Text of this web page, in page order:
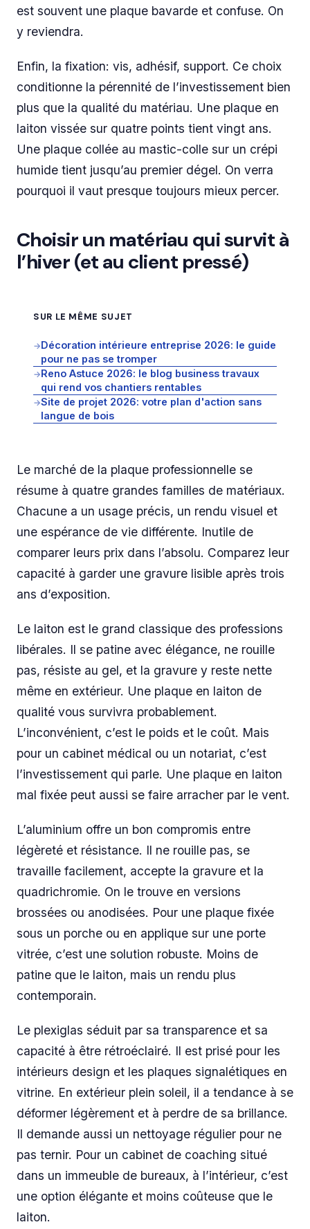
est souvent une plaque bavarde et confuse. On
y reviendra.
Enfin, la fixation: vis, adhésif, support. Ce choix
conditionne la pérennité de l’investissement bien
plus que la qualité du matériau. Une plaque en
laiton vissée sur quatre points tient vingt ans.
Une plaque collée au mastic-colle sur un crépi
humide tient jusqu’au premier dégel. On verra
pourquoi il vaut presque toujours mieux percer.
Choisir un matériau qui survit à
l’hiver (et au client pressé)
SUR LE MÊME SUJET
→Décoration intérieure entreprise 2026: le guide
pour ne pas se tromper
→Reno Astuce 2026: le blog business travaux
qui rend vos chantiers rentables
→Site de projet 2026: votre plan d'action sans
langue de bois
Le marché de la plaque professionnelle se
résume à quatre grandes familles de matériaux.
Chacune a un usage précis, un rendu visuel et
une espérance de vie différente. Inutile de
comparer leurs prix dans l’absolu. Comparez leur
capacité à garder une gravure lisible après trois
ans d’exposition.
Le laiton est le grand classique des professions
libérales. Il se patine avec élégance, ne rouille
pas, résiste au gel, et la gravure y reste nette
même en extérieur. Une plaque en laiton de
qualité vous survivra probablement.
L’inconvénient, c’est le poids et le coût. Mais
pour un cabinet médical ou un notariat, c’est
l’investissement qui parle. Une plaque en laiton
mal fixée peut aussi se faire arracher par le vent.
L’aluminium offre un bon compromis entre
légèreté et résistance. Il ne rouille pas, se
travaille facilement, accepte la gravure et la
quadrichromie. On le trouve en versions
brossées ou anodisées. Pour une plaque fixée
sous un porche ou en applique sur une porte
vitrée, c’est une solution robuste. Moins de
patine que le laiton, mais un rendu plus
contemporain.
Le plexiglas séduit par sa transparence et sa
capacité à être rétroéclairé. Il est prisé pour les
intérieurs design et les plaques signalétiques en
vitrine. En extérieur plein soleil, il a tendance à se
déformer légèrement et à perdre de sa brillance.
Il demande aussi un nettoyage régulier pour ne
pas ternir. Pour un cabinet de coaching situé
dans un immeuble de bureaux, à l’intérieur, c’est
une option élégante et moins coûteuse que le
laiton.